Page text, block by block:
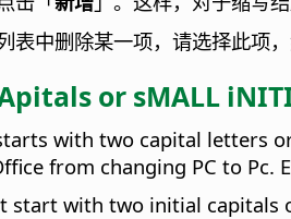
表中删除某一项，请选择此项
or sMALL
with two capital letters
from changing PC to
start with two initial